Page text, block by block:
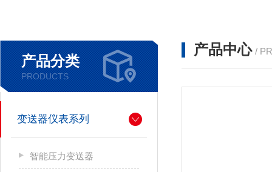
产品分类
PRODUCTS
变送器仪表系列
智能压力变送器
产品中心 /